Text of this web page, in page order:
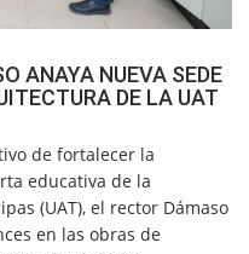
ANAYA NUEVA SEDE
DE LA UAT
de fortalecer la
educativa de la
(UAT), el rector Dámaso
en las obras de